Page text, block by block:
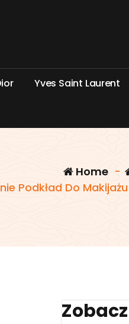
ior Yves Saint Laurent
Home -
Podkład Do
Zobacz